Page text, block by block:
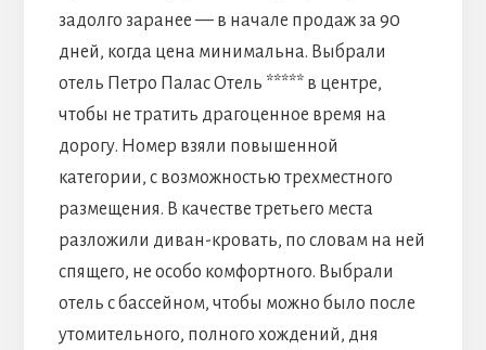
задолго заранее — в начале продаж за 90
дней, когда цена минимальна. Выбрали
отель Петро Палас Отель ***** в центре,
чтобы не тратить драгоценное время на
дорогу. Номер взяли повышенной
категории, с возможностью трехместного
размещения. В качестве третьего места
разложили диван-кровать, по словам на ней
спящего, не особо комфортного. Выбрали
отель с бассейном, чтобы можно было после
утомительного, полного хождений, дня